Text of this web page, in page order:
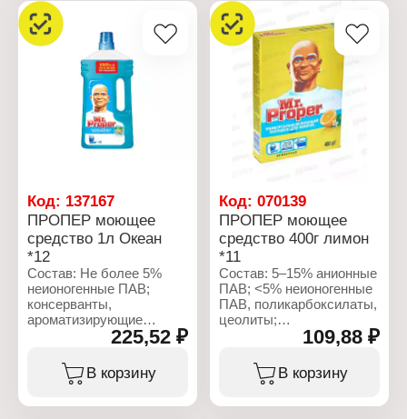
линалоол.
Характеристики:
Производитель: Procter
& Gamble
Бренд: Mr.Proper
Тип товара: Моющее
средство
Назначение: для мытья
пола и стен
Форма выпуска:
жидкость
Объем: 1 л
Характеристики:
Производитель: Procter
& Gamble
Бренд: Mr.Proper
Тип товара: Моющее
средство
Назначение: для мытья
пола и стен
Аромат: Лимон
Форма выпуска:
Объем: 1 л
Код: 137167
ПРОПЕР моющее
средство 1л Океан
*12
Состав: Не более 5%
неионогенные ПАВ;
консерванты,
ароматизирующие
добавки, амилциннамал,
метилпропионал,
гераниол,
225,52 ₽
В корзину
Код:070139
ПРОПЕР моющее
средство 400г лимон
*11
Состав: 5–15% анионные
ПАВ; <5% неионогенные
ПАВ, поликарбоксилаты,
цеолиты;
ароматизаторы,
Характеристики:
109,88 ₽
В корзину